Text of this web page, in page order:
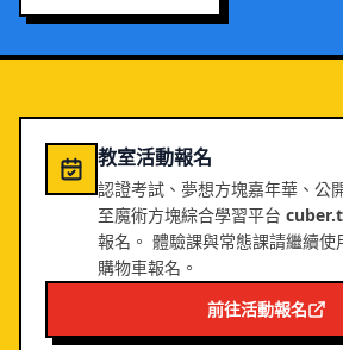
教室活動報名
認證考試、夢想方塊嘉年華、公
至魔術方塊綜合學習平台
報名。 體驗課與常態課請繼續使
購物車報名。
前往活動報名